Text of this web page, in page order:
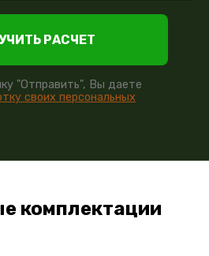
РАСЧЕТ
"Отправить", Вы даете
своих персональных
комплектации